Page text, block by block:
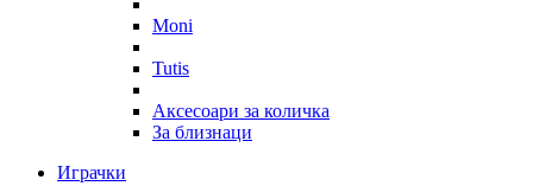
Moni
Tutis
Аксесоари за количка
За близнаци
Играчки